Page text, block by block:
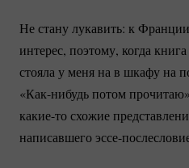
Не стану лукавить: к
интерес, поэтому, когда
стояла у меня на в шкафу на
«Как-нибудьпотом
какие-тосхожие
написавшего эссе-